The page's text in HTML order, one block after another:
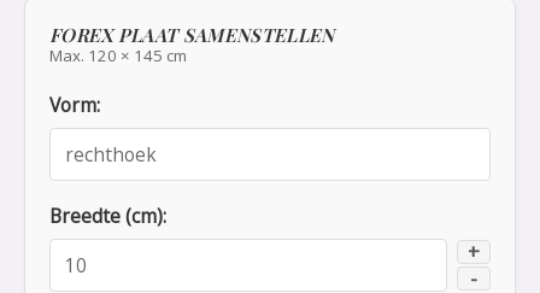
FOREX PLAAT SAMENSTELLEN
Max. 120 × 145 cm
Vorm:
Breedte (cm):
+
-